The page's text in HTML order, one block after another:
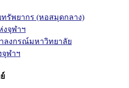
รัพยากร (หอสมุดกลาง)
จุฬาฯ
ลงกรณ์มหาวิทยาลัย
ฬาฯ